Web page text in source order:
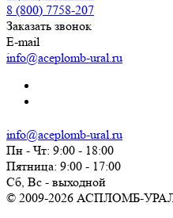
8 (800) 7758-207
Заказать звонок
E-mail
info@aceplomb-ural.ru
info@aceplomb-ural.ru
Пн - Чт: 9:00 - 18:00
Пятница: 9:00 - 17:00
Сб, Вc - выходной
© 2009-2026 АСПЛОМБ-